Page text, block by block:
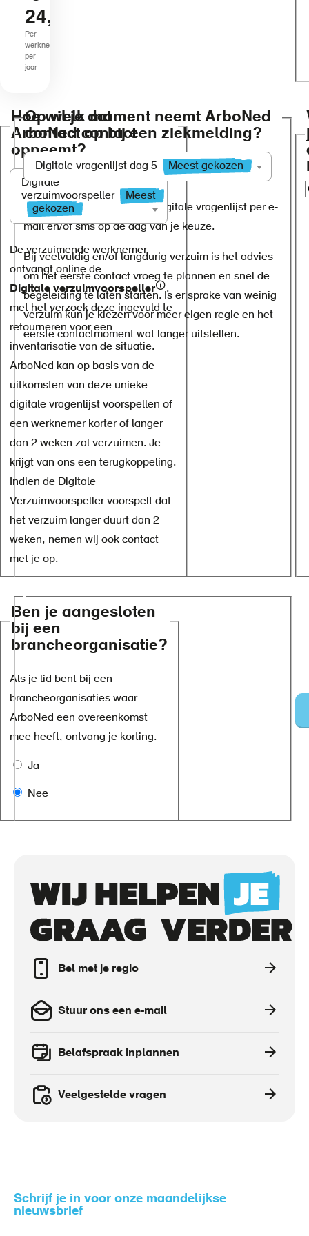
24,50
Per
werknemer
per
jaar
Hoe wil je dat
ArboNed contact
opneemt?
Digitale
verzuimvoorspeller
Meest
gekozen
De verzuimende werknemer
ontvangt online de
Digitale verzuimvoorspeller
.
met het verzoek deze ingevuld te
retourneren voor een
inventarisatie van de situatie.
ArboNed kan op basis van de
uitkomsten van deze unieke
digitale vragenlijst voorspellen of
een werknemer korter of langer
dan 2 weken zal verzuimen. Je
krijgt van ons een terugkoppeling.
Indien de Digitale
Verzuimvoorspeller voorspelt dat
het verzuim langer duurt dan 2
weken, nemen wij ook contact
met je op.
Op welk moment neemt ArboNed
contact op bij een ziekmelding?
Digitale vragenlijst dag 5 Meest gekozen
Je werknemer ontvangt de digitale vragenlijst per e-
mail en/of sms op de dag van je keuze.
Bij veelvuldig en/of langdurig verzuim is het advies
om het eerste contact vroeg te plannen en snel de
begeleiding te laten starten. Is er sprake van weinig
verzuim kun je kiezen voor meer eigen regie en het
eerste contactmoment wat langer uitstellen.
Ben je aangesloten
bij een
brancheorganisatie?
Ja
Nee
Als je lid bent bij een
brancheorganisaties waar
ArboNed een overeenkomst
mee heeft, ontvang je korting.
Call
to
actions
Bel met je regio
Stuur ons een e-mail
Belafspraak inplannen
Veelgestelde vragen
Schrijf je in voor onze maandelijkse
nieuwsbrief